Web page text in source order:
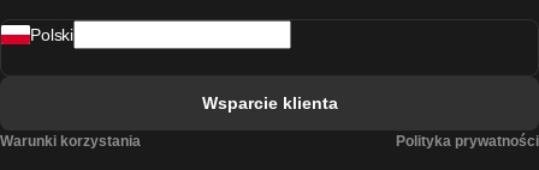
Polski
Wsparcie klienta
Warunki korzystania Polityka prywatności